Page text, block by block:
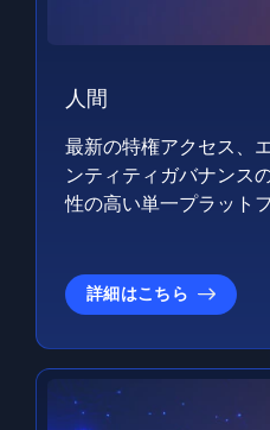
人間
最新の特権アクセス、
ンティティガバナンス
性の高い単一プラット
詳細はこちら